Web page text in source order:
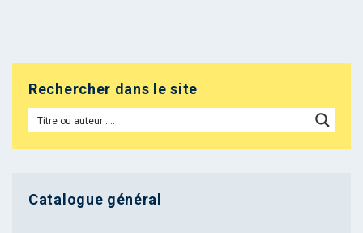
Rechercher dans le site
Catalogue général